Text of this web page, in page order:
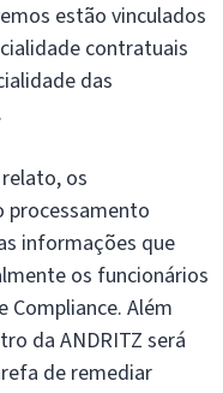
estão vinculados
contratuais
das
os
processamento
informações que
os funcionários
Compliance. Além
da ANDRITZ será
de remediar